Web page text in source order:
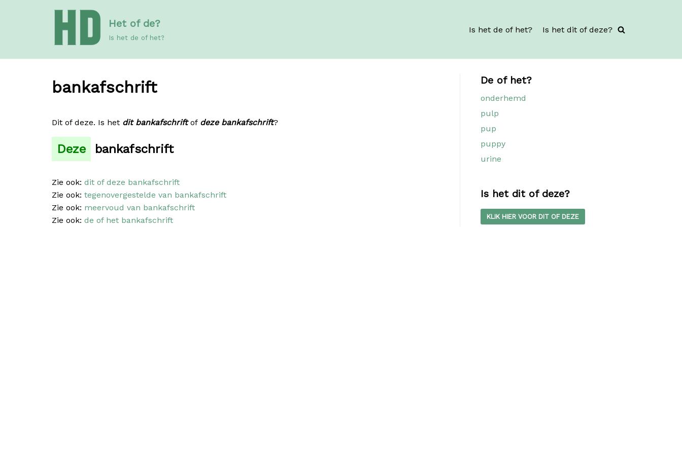
Het of de?
Is het de of het?
Is het de of het? Is het dit of deze?
bankafschrift
Dit of deze. Is het dit bankafschriftof deze bankafschrift?
Deze bankafschrift
Zie ook: dit of deze bankafschrift
Zie ook: tegenovergestelde van bankafschrift
Zie ook: meervoud van bankafschrift
Zie ook: de of het bankafschrift
De of het?
onderhemd
pulp
pup
puppy
urine
Is het dit of deze?
KLIK HIER VOOR DIT OF DEZE